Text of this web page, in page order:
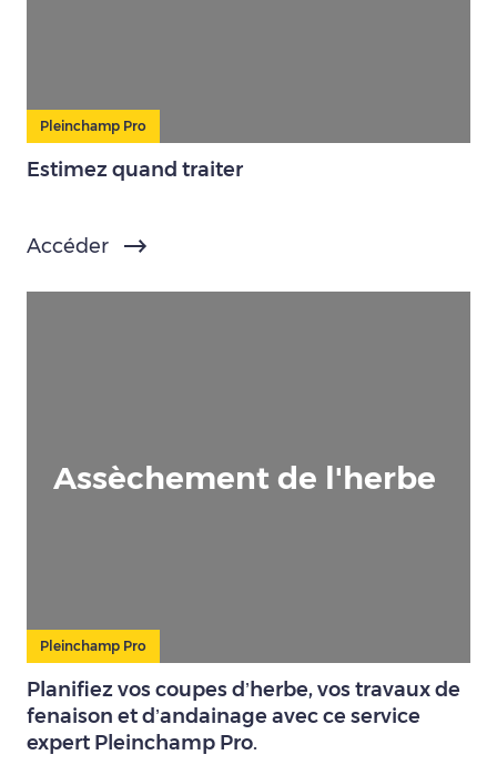
Pleinchamp Pro
Estimez quand traiter
Accéder
Assèchement de l'herbe
Pleinchamp Pro
Planifiez vos coupes d’herbe, vos travaux de
fenaison et d’andainage avec ce service
expert Pleinchamp Pro.